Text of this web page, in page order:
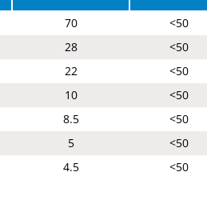
70 <50
28 <50
22 <50
10 <50
8.5 <50
5 <50
4.5 <50